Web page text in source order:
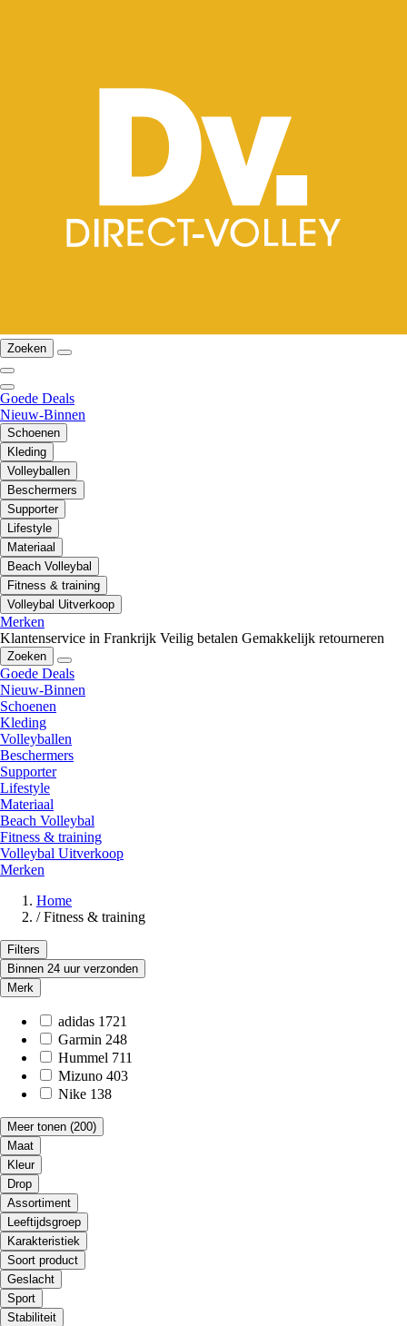
Zoeken
Goede Deals
Nieuw-Binnen
Schoenen
Kleding
Volleyballen
Beschermers
Supporter
Lifestyle
Materiaal
Beach Volleybal
Fitness & training
Volleybal Uitverkoop
Merken
Klantenservice in Frankrijk Veilig betalen Gemakkelijk retourneren
Zoeken
Goede Deals
Nieuw-Binnen
Schoenen
Kleding
Volleyballen
Beschermers
Supporter
Lifestyle
Materiaal
Beach Volleybal
Fitness & training
Volleybal Uitverkoop
Merken
Home
/ Fitness & training
Filters
Binnen 24 uur verzonden
Merk
adidas 1721
Garmin 248
Hummel 711
Mizuno 403
Nike 138
Meer tonen (200)
Maat
Kleur
Drop
Assortiment
Leeftijdsgroep
Karakteristiek
Soort product
Geslacht
Sport
Stabiliteit